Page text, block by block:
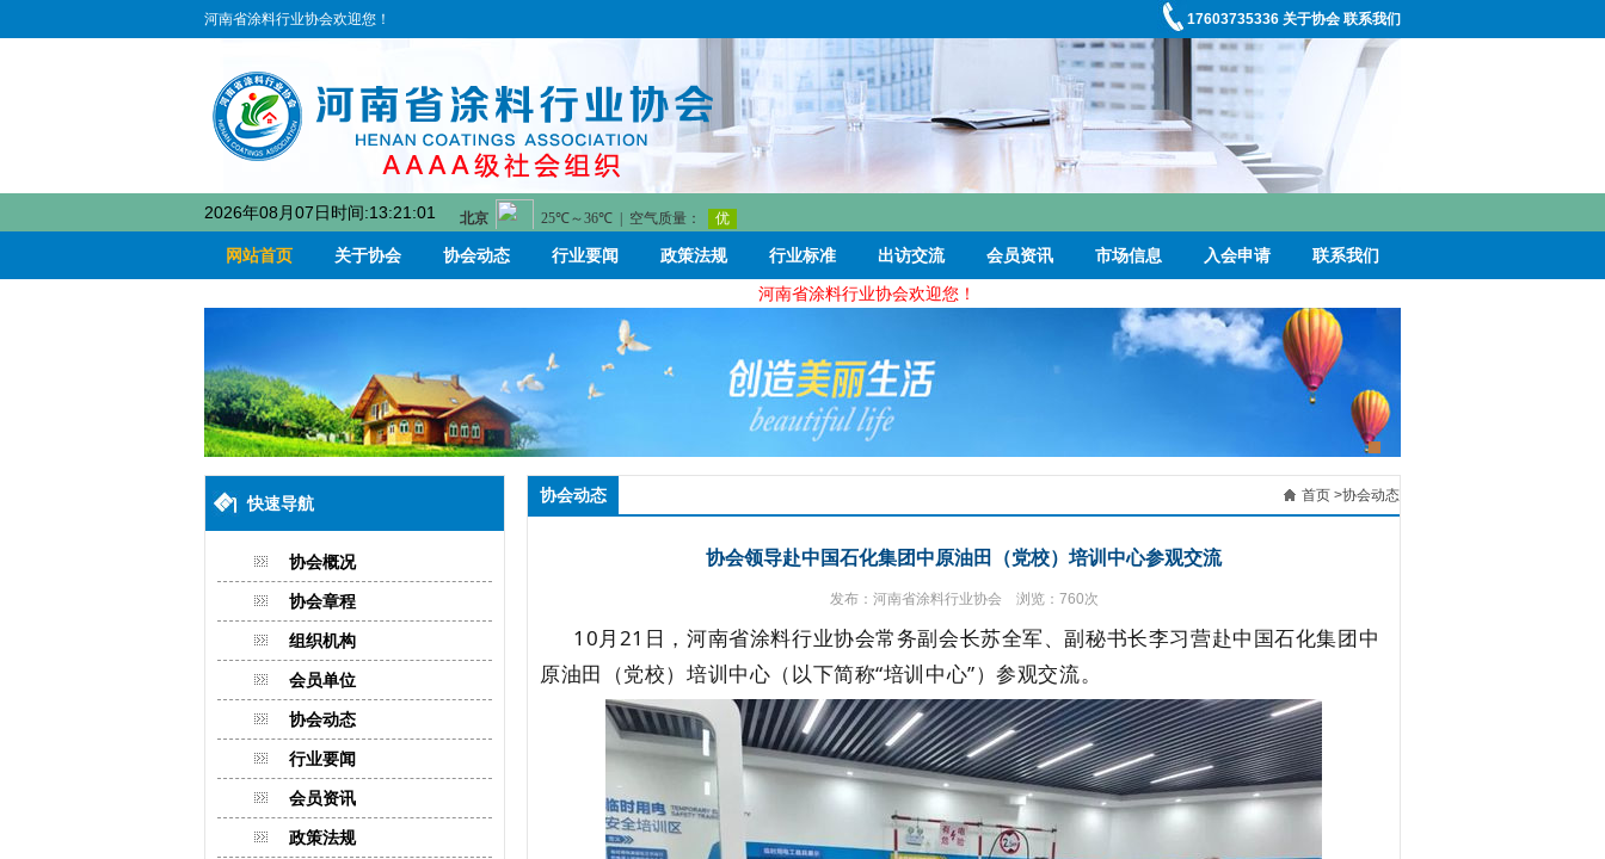
河南省涂料行业协会欢迎您！ 17603735336 关于协会 联系我们
2026年08月07日时间:13:21:02
网站首页 关于协会 协会动态 行业要闻 政策法规 行业标准 出访交流 会员资讯 市场信息 入会申请
联系我们
河南省涂料行业协会欢迎您！
快速导航
协会概况
协会章程
组织机构
会员单位
协会动态
行业要闻
会员资讯
政策法规
协会动态 首页 >协会动态
协会领导赴中国石化集团中原油田（党校）培训中心参观交流
发布：河南省涂料行业协会 浏览：760次
10月21日，河南省涂料行业协会常务副会长苏全军、副秘书长李习营赴中国石化集团中
原油田
（党校）培训中心（以下简称“培训中心”）参观交流。